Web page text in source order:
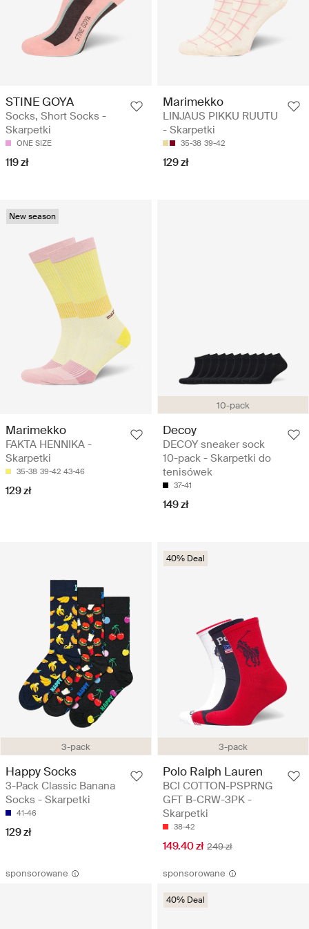
STINE GOYA
Socks, Short Socks -
Skarpetki
ONE SIZE
119 zł
Marimekko
LINJAUS PIKKU RUUTU
- Skarpetki
35-38 39-42
129 zł
New season
Marimekko
FAKTA HENNIKA -
Skarpetki
35-38 39-42 43-46
129 zł
10-pack
Decoy
DECOY sneaker sock
10-pack - Skarpetki do
tenisówek
37-41
149 zł
3-pack
Happy Socks
3-Pack Classic Banana
Socks - Skarpetki
41-46
129 zł
3-pack
40% Deal
Polo Ralph Lauren
BCI COTTON-PSPRNG
GFT B-CRW-3PK -
Skarpetki
38-42
149.40 zł 249 zł
sponsorowane sponsorowane
40% Deal